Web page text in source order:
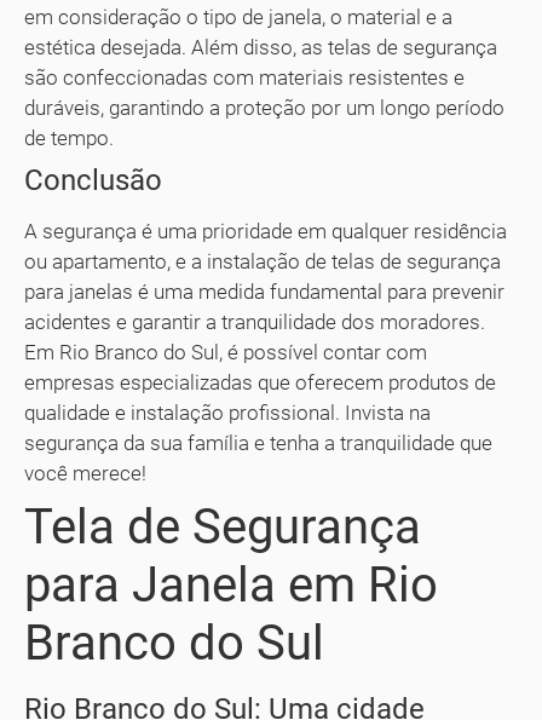
em consideração o tipo de janela, o material e a
estética desejada. Além disso, as telas de segurança
são confeccionadas com materiais resistentes e
duráveis, garantindo a proteção por um longo período
de tempo.
Conclusão
A segurança é uma prioridade em qualquer residência
ou apartamento, e a instalação de telas de segurança
para janelas é uma medida fundamental para prevenir
acidentes e garantir a tranquilidade dos moradores.
Em Rio Branco do Sul, é possível contar com
empresas especializadas que oferecem produtos de
qualidade e instalação profissional. Invista na
segurança da sua família e tenha a tranquilidade que
você merece!
Tela de Segurança
para Janela em Rio
Branco do Sul
Rio Branco do Sul: Uma cidade